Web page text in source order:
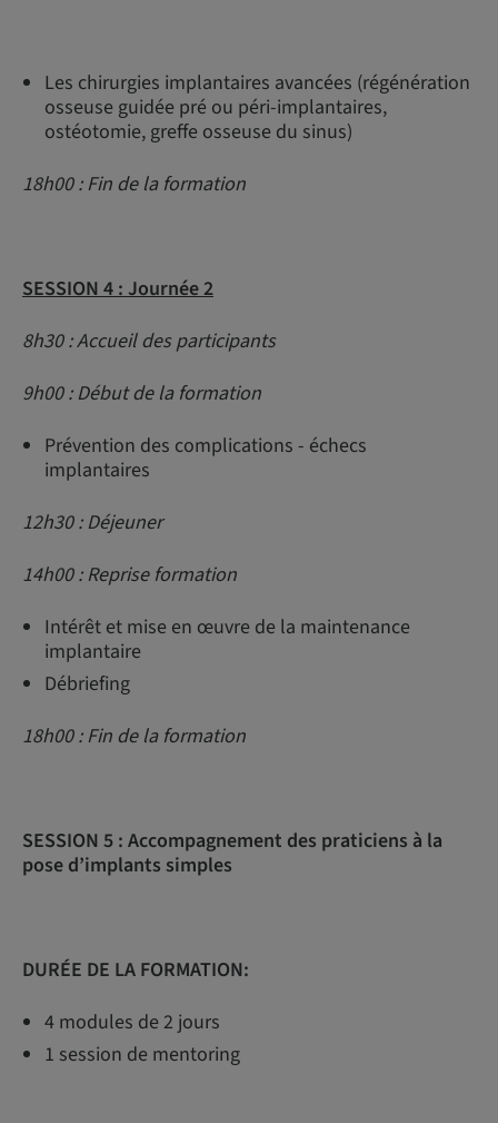
Les chirurgies implantaires avancées (régénération
osseuse guidée pré ou péri-implantaires,
ostéotomie, greffe osseuse du sinus)
18h00 : Fin de la formation
SESSION 4 : Journée 2
8h30 : Accueil des participants
9h00 : Début de la formation
Prévention des complications - échecs
implantaires
12h30 : Déjeuner
14h00 : Reprise formation
Intérêt et mise en œuvre de la maintenance
implantaire
Débriefing
18h00 : Fin de la formation
SESSION 5 : Accompagnement des praticiens à la
pose d’implants simples
DURÉE DE LA FORMATION:
4 modules de 2 jours
1 session de mentoring